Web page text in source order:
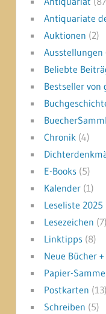
Antiquariate
Auktionen (2)
Ausstellungen
Beliebte
Bestseller von
Chronik(4)
E-Books(5)
Kalender(1)
Leseliste 2025
Lesezeichen (7)
Linktipps(8)
Neue Bücher
Papier-
Postkarten (13)
Schreiben (5)